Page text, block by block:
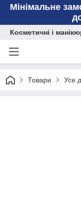
Мінімальне
Косметичні і
Товари Усе